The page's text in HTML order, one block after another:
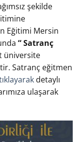
şekilde
Eğitimi Mersin
“ Satranç
üniversite
Satranç eğitmen
detaylı
ulaşarak